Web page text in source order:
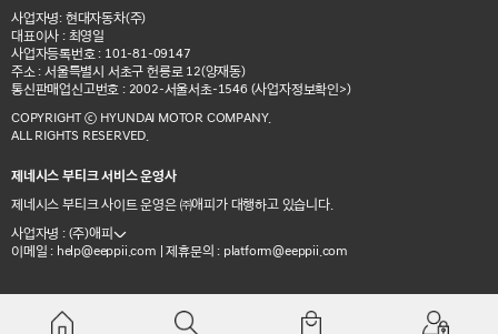
사업자명: 현대자동차(주)
대표이사 : 최영일
사업자등록번호 : 101-81-09147
주소 : 서울특별시 서초구 헌릉로 12(양재동)
통신판매업신고번호 : 2002-서울서초-1546 (사업자정보확인>)
COPYRIGHT ⓒ HYUNDAI MOTOR COMPANY.
ALL RIGHTS RESERVED.
제네시스 부티크 서비스 운영사
제네시스 부티크 사이트 운영은 ㈜애피가 대행하고 있습니다.
사업자명 : (주)애피
이메일 :
| 제휴문의 :